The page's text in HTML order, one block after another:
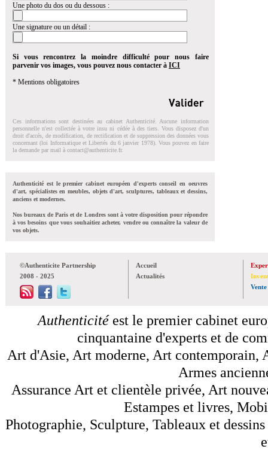
Une photo du dos ou du dessous :
Une signature ou un détail :
Si vous rencontrez la moindre difficulté pour nous faire
parvenir vos images, vous pouvez nous contacter à ICI
* Mentions obligatoires
Ces informations sont destinées au cabinet Authenticité. Aucune information
personnelle n'est collectée à votre insu ni cédée à des tiers. Vous disposez d'un
droit d'accés, de modification, de rectification et de suppression des données vous
concernant (loi Informatique et Libertés du 6 janvier 1978). Vous pouvez en faire
la demande par mail à contact@authenticite.fr.
Authenticité est le premier cabinet européen d'experts conseil en oeuvres
d'art, spécialistes en meubles, objets d'art, sculptures, tableaux et dessins,
anciens et modernes.
Nos bureaux de Paris et de Londres sont à votre disposition pour répondre
à vos besoins que vous souhaitiez acheter, vendre ou connaître la valeur de
vos objets.
©Authenticite Partnership
2008 - 2025
Accueil
Actualités
Vente
Authenticitéest le premier cabinet
cinquantaine d'experts et de
Art d'Asie, Art moderne, Art contemporain,
Armes
Assurance Art et clientèle privée, Art
Estampes et livres,
Photographie, Sculpture, Tableaux et